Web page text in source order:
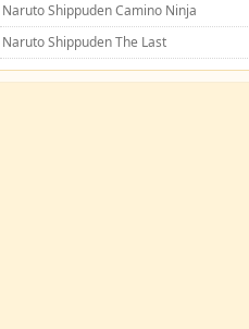
Naruto Shippuden Camino Ninja
Naruto Shippuden The Last